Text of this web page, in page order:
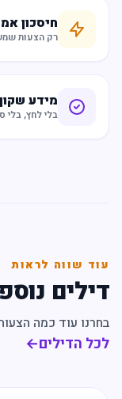
חיסכון
רק הצעות
מידע
בלי לחץ, בלי
עוד שווה לראות
דילים
בחרנו עוד כמה
לכל הדילים←